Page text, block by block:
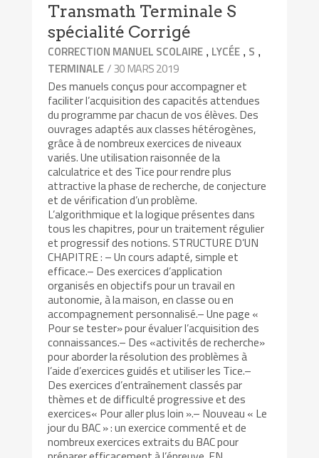
Transmath Terminale S
spécialité Corrigé
CORRECTION MANUEL SCOLAIRE , LYCÉE , S ,
TERMINALE/ 30 MARS 2019
Des manuels conçus pour accompagner et
faciliter l’acquisition des capacités attendues
du programme par chacun de vos élèves. Des
ouvrages adaptés aux classes hétérogènes,
grâce à de nombreux exercices de niveaux
variés. Une utilisation raisonnée de la
calculatrice et des Tice pour rendre plus
attractive la phase de recherche, de conjecture
et de vérification d’un problème.
L’algorithmique et la logique présentes dans
tous les chapitres, pour un traitement régulier
et progressif des notions. STRUCTURE D’UN
CHAPITRE : – Un cours adapté, simple et
efficace.– Des exercices d’application
organisés en objectifs pour un travail en
autonomie, à la maison, en classe ou en
accompagnement personnalisé.– Une page «
Pour se tester» pour évaluer l’acquisition des
connaissances.– Des «activités de recherche»
pour aborder la résolution des problèmes à
l’aide d’exercices guidés et utiliser les Tice.–
Des exercices d’entraînement classés par
thèmes et de difficulté progressive et des
exercices« Pour aller plus loin ».– Nouveau « Le
jour du BAC » : un exercice commenté et de
nombreux exercices extraits du BAC pour